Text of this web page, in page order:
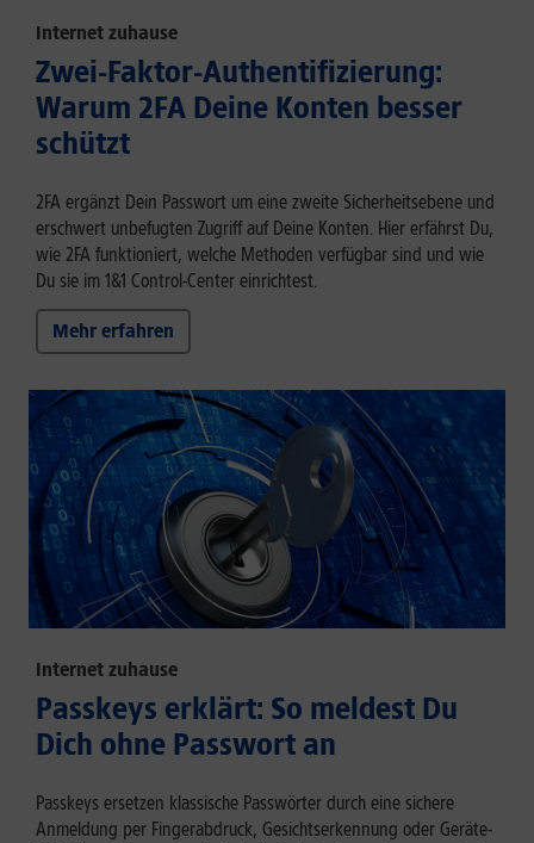
Internet zuhause
Zwei-Faktor-Authentifizierung:
Warum 2FA Deine Konten besser
schützt
2FA ergänzt Dein Passwort um eine zweite Sicherheitsebene und
erschwert unbefugten Zugriff auf Deine Konten. Hier erfährst Du,
wie 2FA funktioniert, welche Methoden verfügbar sind und wie
Du sie im 1&1 Control-Center einrichtest.
Mehr erfahren
Internet zuhause
Passkeys erklärt: So meldest Du
Dich ohne Passwort an
Passkeys ersetzen klassische Passwörter durch eine sichere
Anmeldung per Fingerabdruck, Gesichtserkennung oder Geräte-